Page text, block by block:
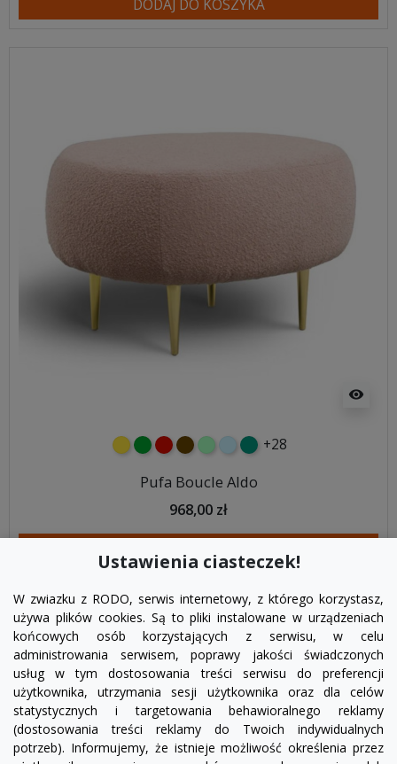
DODAJ DO KOSZYKA
visibility
żółtyzielonyczerwony
czekoladowy
miętowybłękitny
turkusowy
+28
Pufa Boucle Aldo
968,00 zł
FacebookYouTubePinterest
Ustawienia ciasteczek!
W zwiazku z RODO, serwis internetowy, z którego korzystasz,
używa plików cookies. Są to pliki instalowane w urządzeniach
końcowych osób korzystających z serwisu, w celu
administrowania serwisem, poprawy jakości świadczonych
usług w tym dostosowania treści serwisu do preferencji
użytkownika, utrzymania sesji użytkownika oraz dla celów
statystycznych i targetowania behawioralnego reklamy
(dostosowania treści reklamy do Twoich indywidualnych
potrzeb). Informujemy, że istnieje możliwość określenia przez